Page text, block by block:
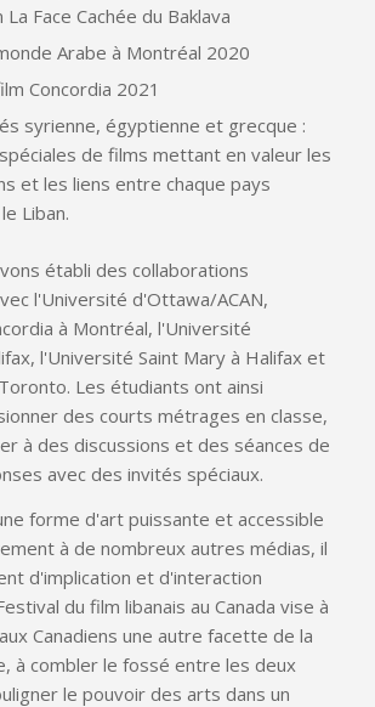
Face Cachée du Baklava
Arabe à Montréal 2020
Concordia 2021
syrienne, égyptienne et grecque :
de films mettant en valeur les
et les liens entre chaque pays
Liban.
établi des collaborations
l'Université d'Ottawa/ACAN,
à Montréal, l'Université
l'Université Saint Mary à Halifax et
Les étudiants ont ainsi
des courts métrages en classe,
à des discussions et des séances de
avec des invités spéciaux.
forme d'art puissante et accessible
à de nombreux autres médias, il
d'implication et d'interaction
du film libanais au Canada vise à
Canadiens une autre facette de la
à combler le fossé entre les deux
le pouvoir des arts dans un